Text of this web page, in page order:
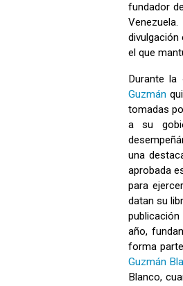
fundador
divulgación
el que
Durante la
Guzmán
tomadas
a su
una
aprobada
para
datan su
año,
forma
Guzmán
Blanco,